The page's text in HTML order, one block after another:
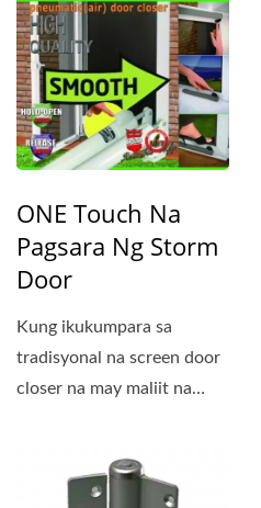
ONE Touch Na
Pagsara Ng Storm
Door
Kung ikukumpara sa
tradisyonal na screen door
closer na may maliit na